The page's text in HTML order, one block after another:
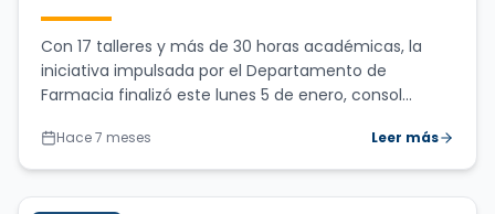
culmina exitoso primer ciclo
formativo
Con 17 talleres y más de 30 horas académicas, la
iniciativa impulsada por el Departamento de
Farmacia finalizó este lunes 5 de enero, consol...
Hace 7 meses Leer más